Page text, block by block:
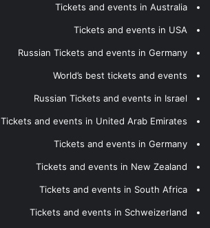
Tickets and events in Australia
Tickets and events in USA
Russian Tickets and events in Germany
World’s best tickets and events
Russian Tickets and events in Israel
Tickets and events in United Arab Emirates
Tickets and events in Germany
Tickets and events in New Zealand
Tickets and events in South Africa
Tickets and events in Schweizerland